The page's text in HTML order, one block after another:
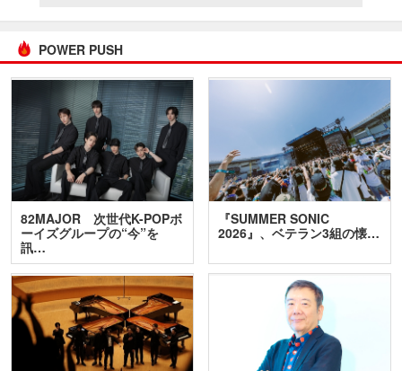
POWER PUSH
82MAJOR 次世代K-POPボ
ーイズグループの“今”を
訊…
『SUMMER SONIC
2026』、ベテラン3組の懐…